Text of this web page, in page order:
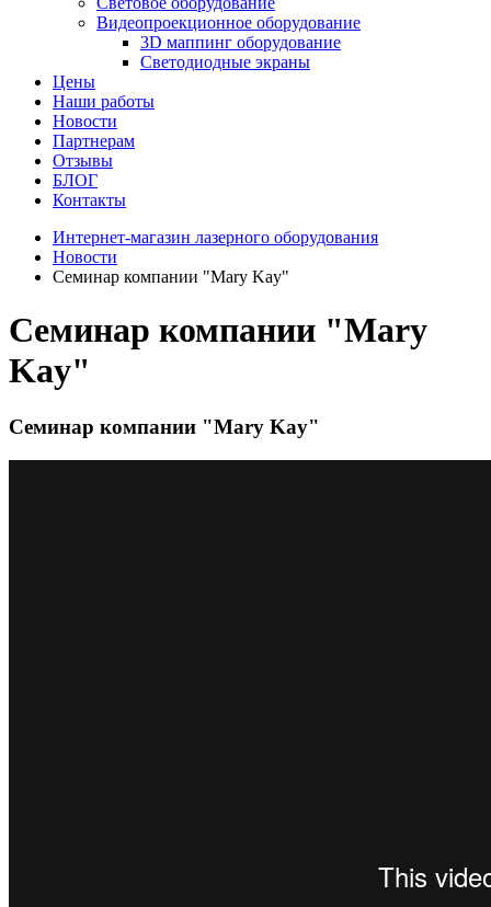
Видеопроекционное оборудование
3D маппинг оборудование
Светодиодные экраны
Цены
Наши работы
Новости
Партнерам
Отзывы
БЛОГ
Контакты
Интернет-магазин лазерного оборудования
Новости
Семинар компании "Mary Kay"
Семинар компании "Mary
Kay"
Семинар компании "Mary Kay"